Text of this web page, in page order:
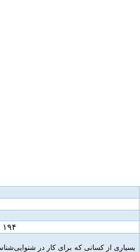
۱۹۴
بسیاری از کسانی که برای کار در